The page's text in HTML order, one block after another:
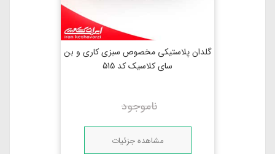
گلدان پلاستیکی مخصوص سبزی کاری و بن
سای کلاسیک کد 515
ناموجود
مشاهده جزئیات